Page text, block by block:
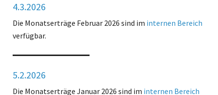
4.3.2026
Die Monatserträge Februar 2026 sind im internen Bereich
verfügbar.
5.2.2026
Die Monatserträge Januar 2026 sind im internen Bereich